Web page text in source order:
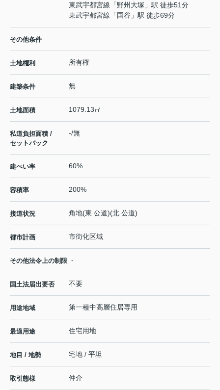
東武宇都宮線 「野州大塚 」駅 徒歩51分
東武宇都宮線 「 国谷 」駅 徒歩69分
その他条件
土地権利 所有権
建築条件 無
土地面積 1079.13㎡
私道負担面積 /
セットバック
-/無
建ぺい率 60%
容積率 200%
接道状況 角地(東 公道)(北 公道)
都市計画 市街化区域
その他法令上の制限 -
国土法届出要否 不要
用途地域 第一種中高層住居専用
最適用途 住宅用地
地目 / 地勢 宅地 / 平坦
取引態様 仲介